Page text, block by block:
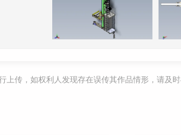
上传，如权利人发现存在误传其作品情形，请及时